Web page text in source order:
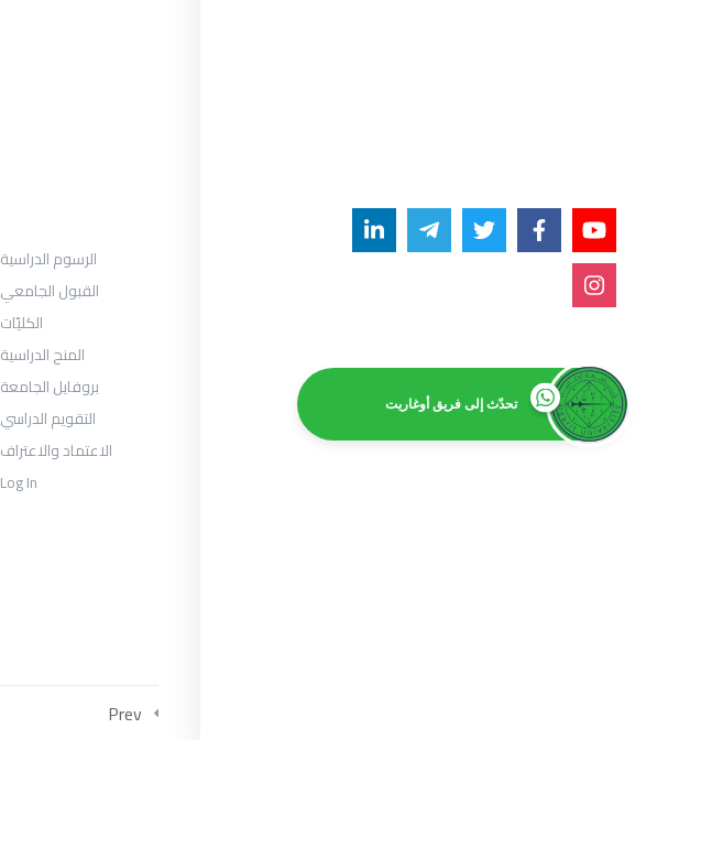
Prev
الرسوم الدراسية
القبول الجامعي
الكليّات
المنح الدراسية
بروفايل الجامعة
التقويم الدراسي
الاعتماد والاعتراف
Log In
بكالوريوس العلاقات العامة والاتصال التسويقي
تحدّث إلى فريق أوغاريت